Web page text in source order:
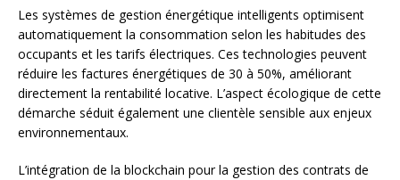
Les systèmes de gestion énergétique intelligents optimisent
automatiquement la consommation selon les habitudes des
occupants et les tarifs électriques. Ces technologies peuvent
réduire les factures énergétiques de 30 à 50%, améliorant
directement la rentabilité locative. L’aspect écologique de cette
démarche séduit également une clientèle sensible aux enjeux
environnementaux.
L’intégration de la blockchain pour la gestion des contrats de